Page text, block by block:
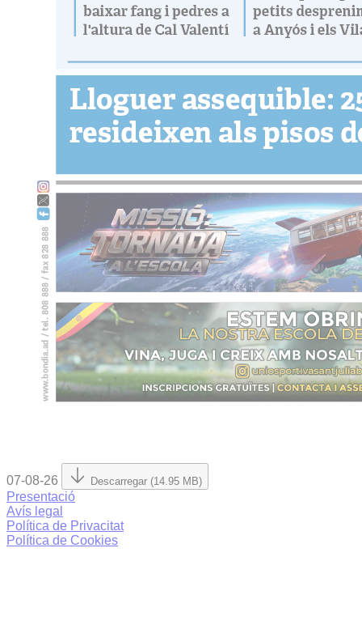
07-08-26 Descarregar (14.95 MB)
Presentació
Avís legal
Política de Privacitat
Política de Cookies